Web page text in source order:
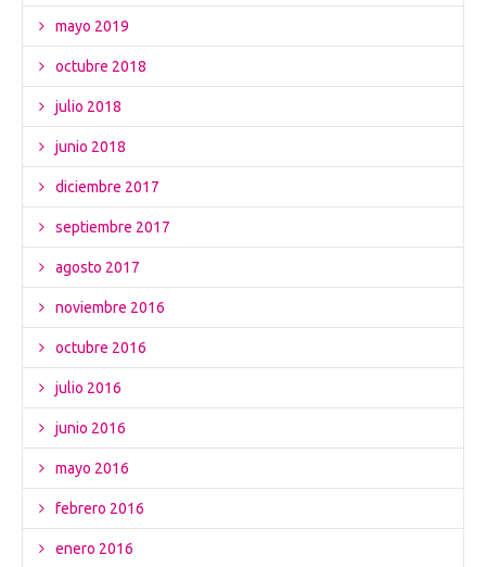
mayo 2019
octubre 2018
julio 2018
junio 2018
diciembre 2017
septiembre 2017
agosto 2017
noviembre 2016
octubre 2016
julio 2016
junio 2016
mayo 2016
febrero 2016
enero 2016